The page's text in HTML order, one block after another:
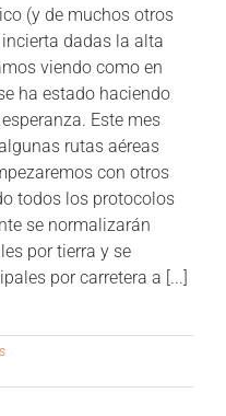
(y de muchos otros
dadas la alta
viendo como en
ha estado haciendo
Este mes
rutas aéreas
con otros
todos los protocolos
se normalizarán
por tierra y se
por carretera a [...]